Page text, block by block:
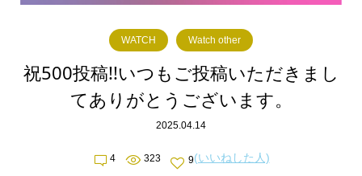
WATCH Watch other
祝500投稿!!いつもご投稿いただきまし
てありがとうございます。
2025.04.14
4 323 9(いいねした人)